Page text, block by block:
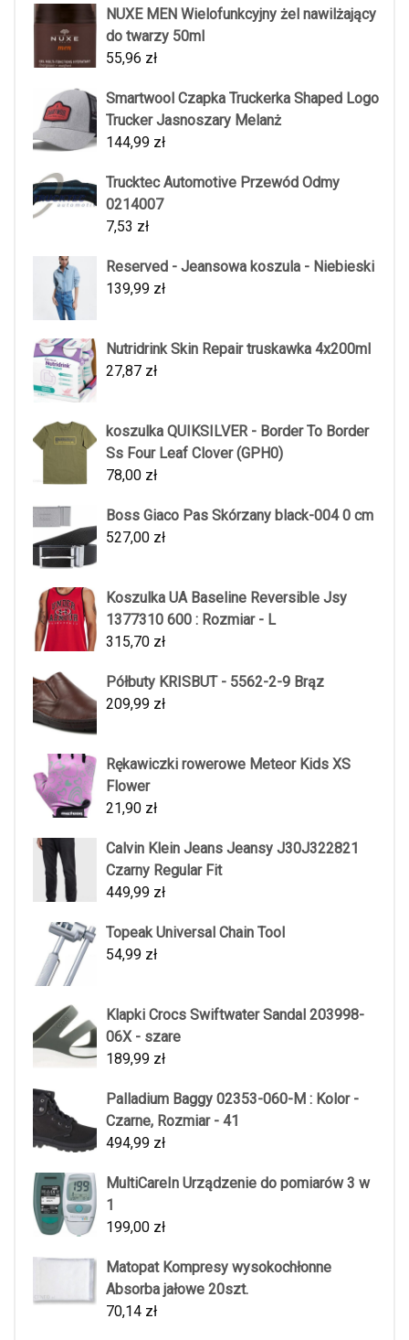
NUXE MEN Wielofunkcyjny żel nawilżający
do twarzy 50ml
55,96 zł
Smartwool Czapka Truckerka Shaped Logo
Trucker Jasnoszary Melanż
144,99 zł
Trucktec Automotive Przewód Odmy
0214007
7,53 zł
Reserved - Jeansowa koszula - Niebieski
139,99 zł
Nutridrink Skin Repair truskawka 4x200ml
27,87 zł
koszulka QUIKSILVER - Border To Border
Ss Four Leaf Clover (GPH0)
78,00 zł
Boss Giaco Pas Skórzany black-004 0 cm
527,00 zł
Koszulka UA Baseline Reversible Jsy
1377310 600 : Rozmiar - L
315,70 zł
Półbuty KRISBUT - 5562-2-9 Brąz
209,99 zł
Rękawiczki rowerowe Meteor Kids XS
Flower
21,90 zł
Calvin Klein Jeans Jeansy J30J322821
Czarny Regular Fit
449,99 zł
Topeak Universal Chain Tool
54,99 zł
Klapki Crocs Swiftwater Sandal 203998-
06X - szare
189,99 zł
Palladium Baggy 02353-060-M : Kolor -
Czarne, Rozmiar - 41
494,99 zł
MultiCareIn Urządzenie do pomiarów 3 w
1
199,00 zł
Matopat Kompresy wysokochłonne
Absorba jałowe 20szt.
70,14 zł